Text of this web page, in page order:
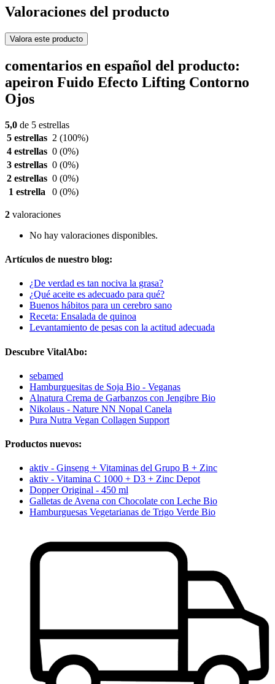
Valoraciones del producto
Valora este producto
comentarios en español del producto:
apeiron Fuido Efecto Lifting Contorno
Ojos
5,0 de 5 estrellas
5 estrellas 2 (100%)
4 estrellas 0 (0%)
3 estrellas 0 (0%)
2 estrellas 0 (0%)
1 estrella
0 (0%)
2 valoraciones
No hay valoraciones disponibles.
Artículos de nuestro blog:
¿De verdad es tan nociva la grasa?
¿Qué aceite es adecuado para qué?
Buenos hábitos para un cerebro sano
Receta: Ensalada de quinoa
Levantamiento de pesas con la actitud adecuada
Descubre VitalAbo:
sebamed
Hamburguesitas de Soja Bio - Veganas
Alnatura Crema de Garbanzos con Jengibre Bio
Nikolaus - Nature NN Nopal Canela
Pura Nutra Vegan Collagen Support
Productos nuevos:
aktiv - Ginseng + Vitaminas del Grupo B + Zinc
aktiv - Vitamina C 1000 + D3 + Zinc Depot
Dopper Original - 450 ml
Galletas de Avena con Chocolate con Leche Bio
Hamburguesas Vegetarianas de Trigo Verde Bio